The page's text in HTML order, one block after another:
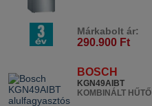
Márkabolt ár:
290.900 Ft
BOSCH
KGN49AIBT
KOMBINÁLT HŰTŐ